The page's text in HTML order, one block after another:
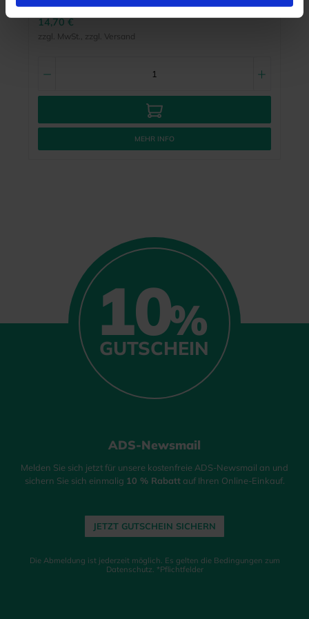
14,70 €
zzgl. MwSt., zzgl. Versand
MEHR INFO
10%
GUTSCHEIN
ADS-Newsmail
Melden Sie sich jetzt für unsere kostenfreie ADS-Newsmail an und
sichern Sie sich einmalig 10 % Rabattauf Ihren Online-Einkauf.
JETZT GUTSCHEIN SICHERN
Die Abmeldung ist jederzeit möglich. Es gelten die Bedingungen zum
Datenschutz. *Pflichtfelder